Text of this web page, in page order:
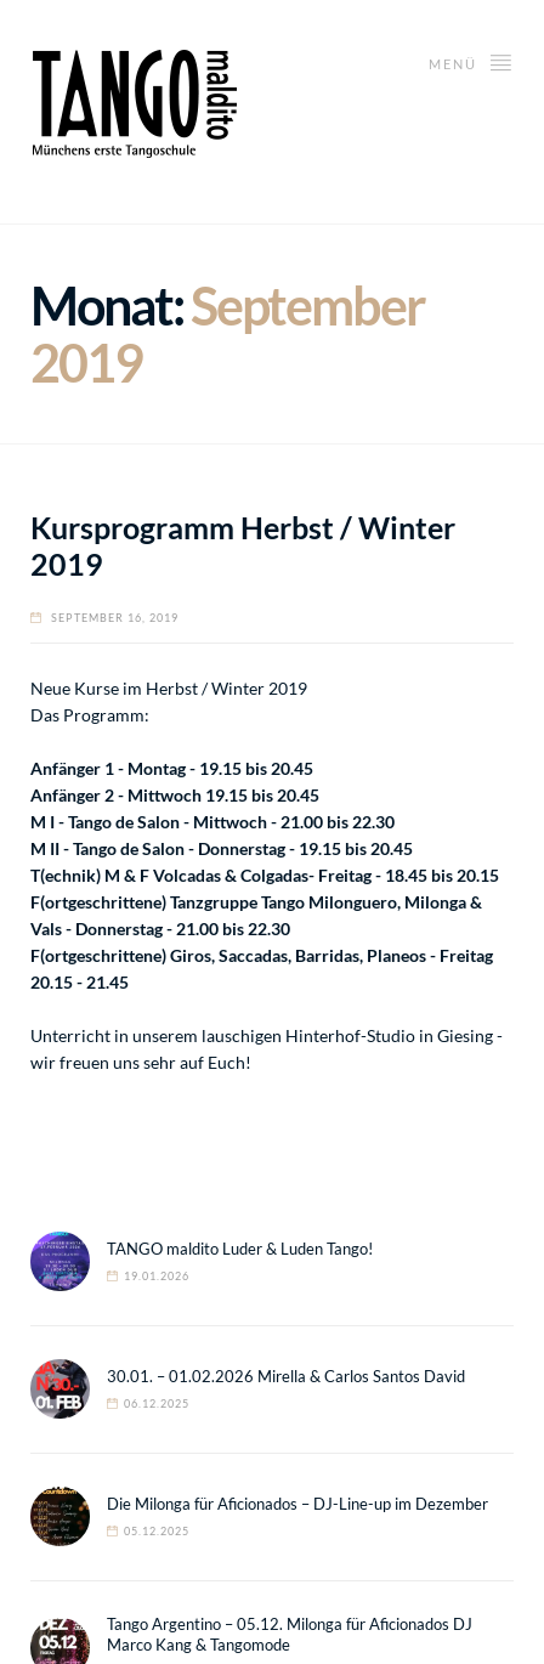
MENÜ
Monat:September
2019
Kursprogramm Herbst / Winter
2019
SEPTEMBER 16, 2019
Neue Kurse im Herbst / Winter 2019
Das Programm:
Anfänger 1 - Montag - 19.15 bis 20.45
Anfänger 2 - Mittwoch 19.15 bis 20.45
M I - Tango de Salon - Mittwoch - 21.00 bis 22.30
M II - Tango de Salon - Donnerstag - 19.15 bis 20.45
T(echnik) M & F Volcadas & Colgadas- Freitag - 18.45 bis 20.15
F(ortgeschrittene) Tanzgruppe Tango Milonguero, Milonga &
Vals - Donnerstag - 21.00 bis 22.30
F(ortgeschrittene) Giros, Saccadas, Barridas, Planeos - Freitag
20.15 - 21.45
Unterricht in unserem lauschigen Hinterhof-Studio in Giesing -
wir freuen uns sehr auf Euch!
TANGO maldito Luder & Luden Tango!
19.01.2026
30.01. – 01.02.2026 Mirella & Carlos Santos David
06.12.2025
Die Milonga für Aficionados – DJ-Line-up im Dezember
05.12.2025
Tango Argentino – 05.12. Milonga für Aficionados DJ
Marco Kang & Tangomode